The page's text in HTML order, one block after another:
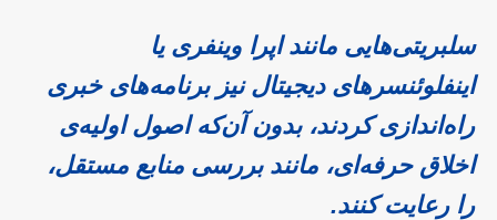
سلبریتی‌هایی مانند اپرا وینفری یا
اینفلوئنسرهای دیجیتال نیز برنامه‌های خبری
راه‌اندازی کردند، بدون آن‌که اصول اولیه‌ی
اخلاق حرفه‌ای، مانند بررسی منابع مستقل،
را رعایت کنند.